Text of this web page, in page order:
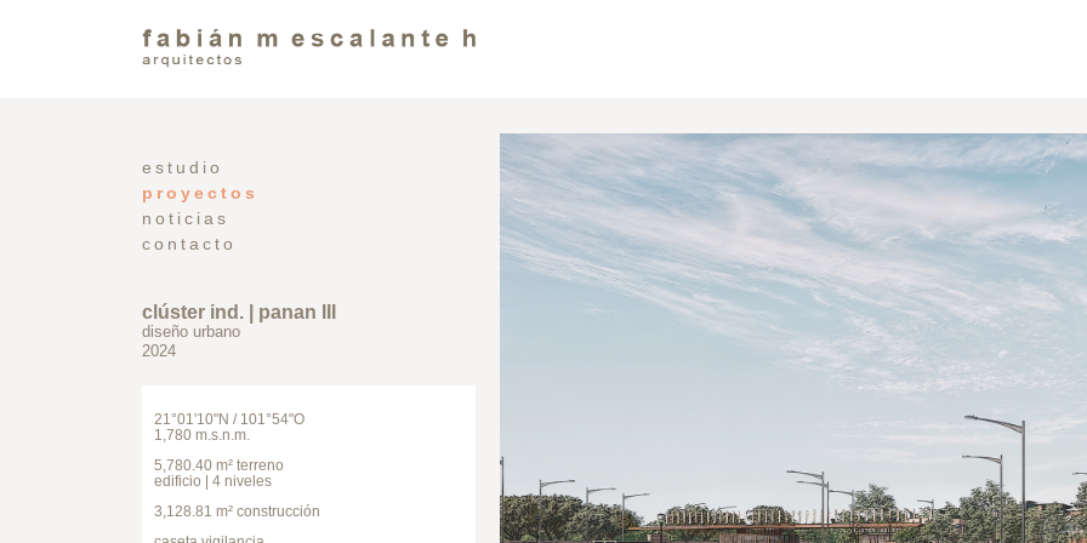
estudio
proyectos
noticias
contacto
clúster ind. | panan III
diseño urbano
2024
21°01'10"N / 101°54"O
1,780 m.s.n.m.
5,780.40 m² terreno
edificio | 4 niveles
3,128.81 m² construcción